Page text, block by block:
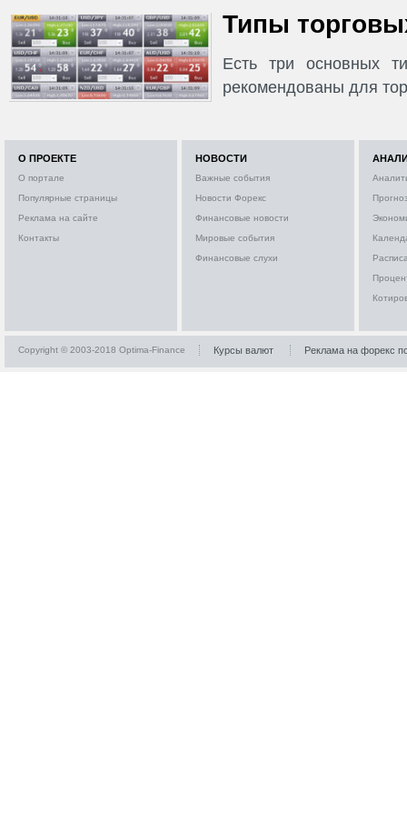
Типы
Есть три основных
рекомендованы для
О ПРОЕКТЕ
О портале
Популярные страницы
Реклама на сайте
Контакты
НОВОСТИ
Важные события
Новости Форекс
Финансовые новости
Мировые события
Финансовые слухи
Copyright © 2003-2018 Optima-Finance Курсы валют Реклама на форекс